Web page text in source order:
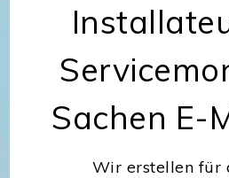
Sachen E-
Wir erstellen für